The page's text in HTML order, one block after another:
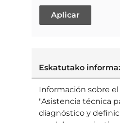
Eskatutako
Información sobre
"Asistencia técnica
diagnóstico y